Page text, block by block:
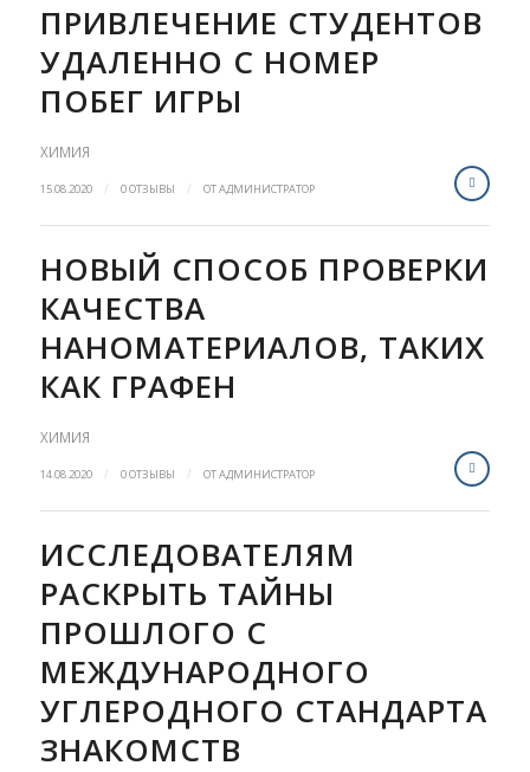
ПРИВЛЕЧЕНИЕ СТУДЕНТОВ
УДАЛЕННО С НОМЕР
ПОБЕГ ИГРЫ
ХИМИЯ
15.08.2020 / 0 ОТЗЫВЫ / ОТАДМИНИСТРАТОР
НОВЫЙ СПОСОБ ПРОВЕРКИ
КАЧЕСТВА
НАНОМАТЕРИАЛОВ, ТАКИХ
КАК ГРАФЕН
ХИМИЯ
14.08.2020 / 0 ОТЗЫВЫ / ОТАДМИНИСТРАТОР
ИССЛЕДОВАТЕЛЯМ
РАСКРЫТЬ ТАЙНЫ
ПРОШЛОГО С
МЕЖДУНАРОДНОГО
УГЛЕРОДНОГО СТАНДАРТА
ЗНАКОМСТВ